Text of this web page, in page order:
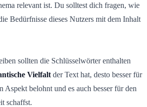
relevant ist. Du solltest dich fragen, wie
Bedürfnisse dieses Nutzers mit dem Inhalt
sollten die Schlüsselwörter enthalten
Vielfalt der Text hat, desto besser für
Aspekt belohnt und es auch besser für den
schaffst.